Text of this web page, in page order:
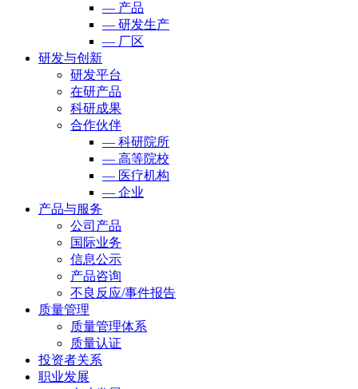
— 产品
— 研发生产
— 厂区
研发与创新
研发平台
在研产品
科研成果
合作伙伴
— 科研院所
— 高等院校
— 医疗机构
— 企业
产品与服务
公司产品
国际业务
信息公示
产品咨询
不良反应/事件报告
质量管理
质量管理体系
质量认证
投资者关系
职业发展